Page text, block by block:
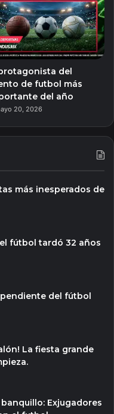
del
de futbol más
del año
20, 2026
más inesperados de
fútbol tardó 32 años
del fútbol
La fiesta grande
Exjugadores